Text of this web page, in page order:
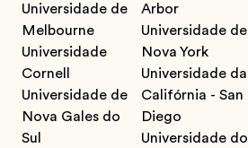
Universidade de
Melbourne
Universidade
Cornell
Universidade de
Nova Gales do
Sul
Arbor
Universidade de
Nova York
Universidade da
Califórnia - San
Diego
Universidade do